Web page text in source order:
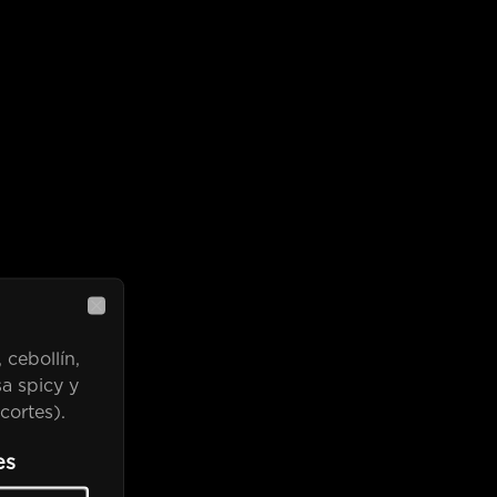
cebollín,
spicy y